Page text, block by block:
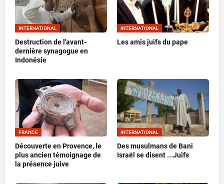
INTERNATIONAL
Destruction de l'avant-
dernière synagogue en
Indonésie
INTERNATIONAL
Les amis juifs du pape
FRANCE
Découverte en Provence, le
plus ancien témoignage de
la présence juive
INTERNATIONAL
Des musulmans de Bani
Israël se disent ...Juifs